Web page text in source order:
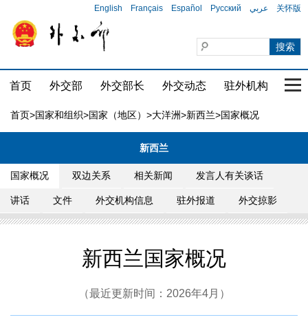
English Français Español Русский عربي 关怀版
首页 外交部 外交部长 外交动态 驻外机构 国
首页>国家和组织>国家（地区） >大洋洲>新西兰>国家概况
新西兰
国家概况 双边关系 相关新闻 发言人有关谈话
讲话 文件 外交机构信息 驻外报道 外交掠影
新西兰国家概况
（最近更新时间：2026年4月）